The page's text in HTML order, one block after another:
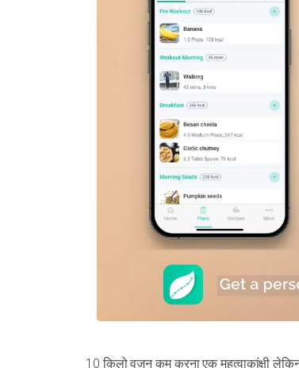
10 किलो वज़न कम करना एक महत्वाकांक्षी